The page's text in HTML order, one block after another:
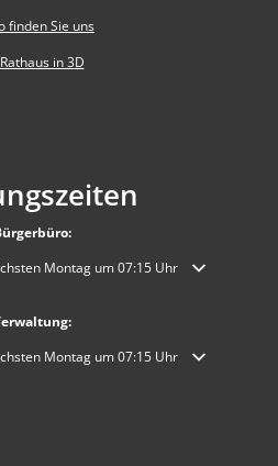
finden Sie uns
Rathaus in 3D
oder Schließzeiten auszublenden
Montag um 07:15 Uhr
oder Schließzeiten auszublenden
Montag um 07:15 Uhr